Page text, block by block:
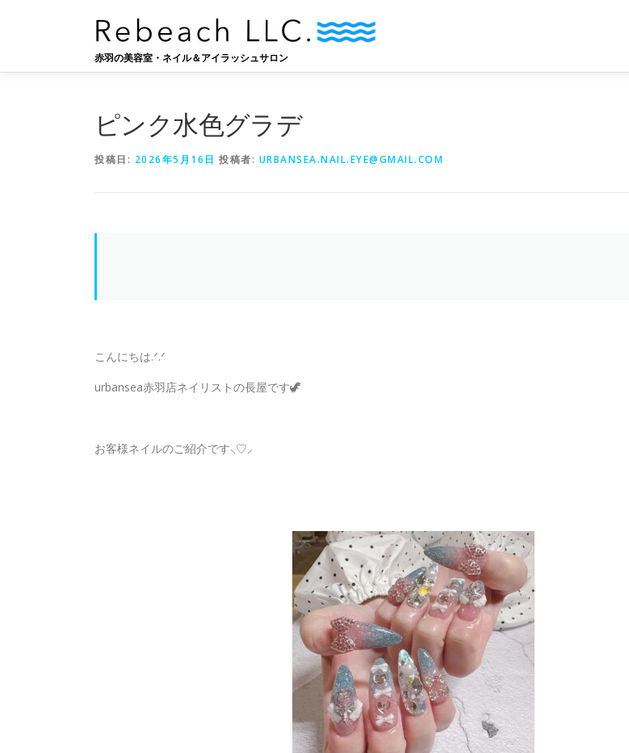
赤羽の美容室・ネイル＆アイラッシュサロン
ピンク水色グラデ
投稿日: 2026年5月16日 投稿者: URBANSEA.NAIL.EYE@GMAIL.COM
こんにちは‪.ᐟ‪.ᐟ
urbansea赤羽店ネイリストの長屋です🦖
お客様ネイルのご紹介です‪⸜♡⸝‍‬